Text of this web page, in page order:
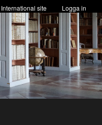
Logga in
International site